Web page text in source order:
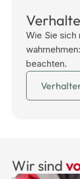
Wie Sie sich
beachten.
Wir sind